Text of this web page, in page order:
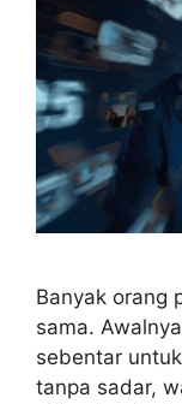
Banyak orang
sama.
sebentar
tanpa sadar,